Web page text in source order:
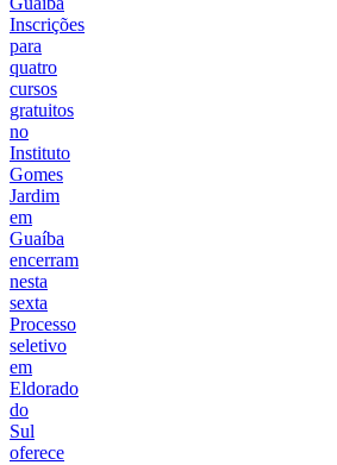
Inscrições
para
quatro
cursos
gratuitos
no
Instituto
Gomes
Jardim
em
Guaíba
encerram
nesta
sexta
Processo
seletivo
em
Eldorado
do
Sul
oferece